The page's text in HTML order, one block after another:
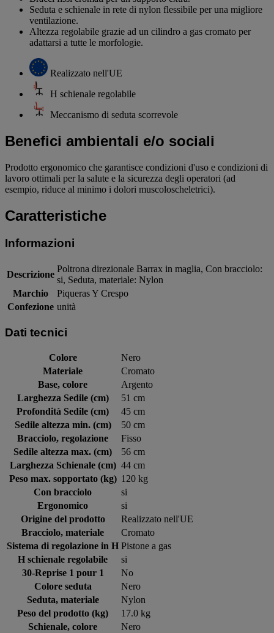
Seduta e schienale in rete di nylon flessibile per una migliore
ventilazione.
Altezza regolabile grazie ad un cilindro a gas cromato per
adattarsi a tutte le morfologie.
Realizzato nell'UE
H schienale regolabile
Meccanismo di seduta scorrevole
Benefici ambientali e/o sociali
Prodotto ergonomico che garantisce condizioni d'uso e condizioni di
lavoro ottimali per la salute e la sicurezza degli operatori (ad
esempio, riduce al minimo i dolori muscoloscheletrici).
Caratteristiche
Informazioni
Descrizione
Poltrona direzionale Barrax in maglia, Con bracciolo:
si, Seduta, materiale: Nylon
Marchio
Piqueras Y Crespo
Confezione unità
Dati tecnici
Colore
Nero
Materiale
Cromato
Base, colore
Argento
Larghezza Sedile (cm)
51 cm
Profondità Sedile (cm)
45 cm
Sedile altezza min. (cm)
50 cm
Bracciolo, regolazione
Fisso
Sedile altezza max. (cm)
56 cm
Larghezza Schienale (cm) 44 cm
Peso max. sopportato (kg) 120 kg
Con bracciolo
si
Ergonomico
si
Origine del prodotto
Realizzato nell'UE
Bracciolo, materiale
Cromato
Sistema di regolazione in H Pistone a gas
H schienale regolabile
si
30-Reprise 1 pour 1
No
Colore seduta
Nero
Seduta, materiale
Nylon
Peso del prodotto (kg)
17.0 kg
Schienale, colore
Nero